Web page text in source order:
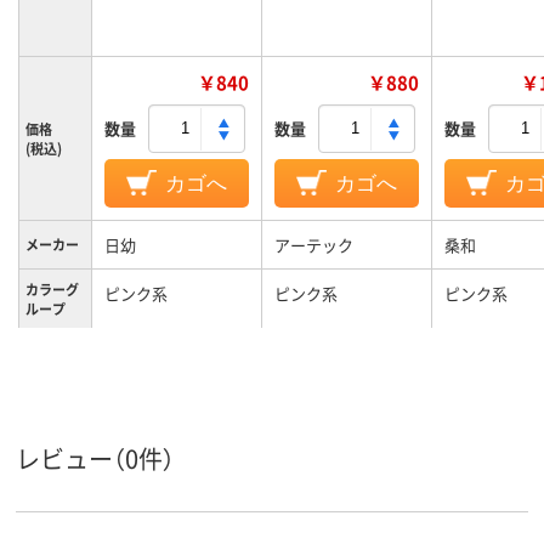
価格
(税込)
￥840
数量
カゴへ
￥880
数量
カゴへ
数量
カ
メーカー 日幼 アーテック 桑和
カラーグ
ループ
ピンク系 ピンク系 ピンク系
レビュー（0件）